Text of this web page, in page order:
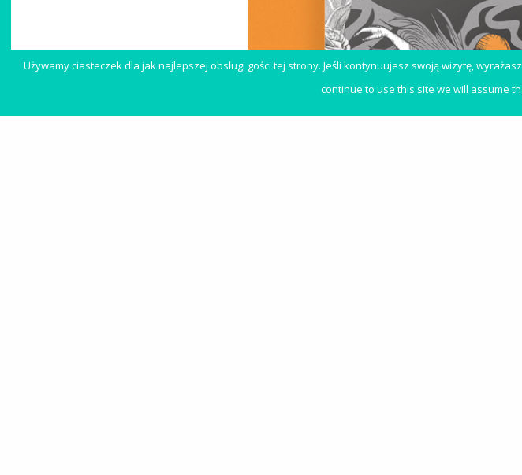
Używamy ciasteczek dla jak najlepszej obsługi gości tej strony. Jeśli kontynuujesz swoją wizytę,
continue to use this site we will assume